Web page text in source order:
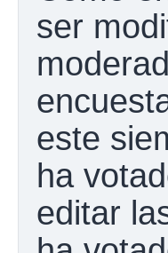
ser
este
ha
editar